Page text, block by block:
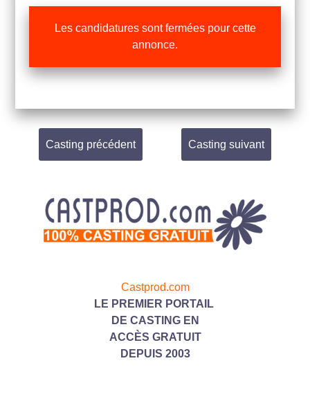
Les candidatures sont fermées pour cette
annonce.
Casting précédent Casting suivant
Castprod.com
LE PREMIER PORTAIL
DE CASTING EN
ACC ÈS GRATUIT
DEPUIS 2003